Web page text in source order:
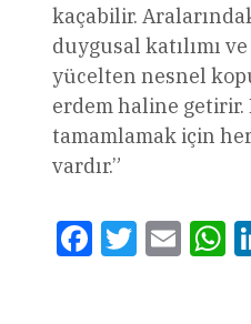
kaçabilir.
duygusal katılımı
yücelten nesnel
erdem haline
tamamlamak için
vardır.”
FacebookTwitterEmail